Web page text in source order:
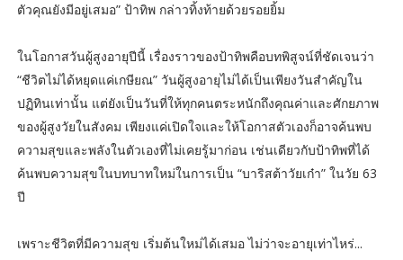
ตัวคุณยังมีอยู่เสมอ” ป้าทิพ กล่าวทิ้งท้ายด้วยรอยยิ้ม
ในโอกาสวันผู้สูงอายุปีนี้ เรื่องราวของป้าทิพคือบทพิสูจน์ที่ชัดเจนว่า
“ชีวิตไม่ได้หยุดแค่เกษียณ” วันผู้สูงอายุไม่ได้เป็นเพียงวันสำคัญใน
ปฏิทินเท่านั้น แต่ยังเป็นวันที่ให้ทุกคนตระหนักถึงคุณค่าและศักยภาพ
ของผู้สูงวัยในสังคม เพียงแค่เปิดใจและให้โอกาสตัวเองก็อาจค้นพบ
ความสุขและพลังในตัวเองที่ไม่เคยรู้มาก่อน เช่นเดียวกับป้าทิพที่ได้
ค้นพบความสุขในบทบาทใหม่ในการเป็น “บาริสต้าวัยเก๋า” ในวัย 63
ปี
เพราะชีวิตที่มีความสุข เริ่มต้นใหม่ได้เสมอ ไม่ว่าจะอายุเท่าไหร่...